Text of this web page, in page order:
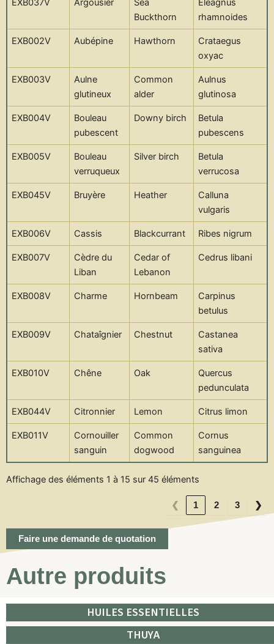
EXB037V Argousier
Sea
Buckthorn
Eleagnus
rhamnoides
EXB002V Aubépine Hawthorn
Crataegus
oxyac
EXB003V
Aulne
glutineux
Common
alder
Aulnus
glutinosa
EXB004V
Bouleau
pubescent
Downy birch
Betula
pubescens
EXB005V
Bouleau
verruqueux
Silver birch
Betula
verrucosa
EXB045V Bruyère Heather
Calluna
vulgaris
EXB006V Cassis Blackcurrant Ribes nigrum
EXB007V
Cèdre du
Liban
Cedar of
Lebanon
Cedrus libani
EXB008V Charme Hornbeam
Carpinus
betulus
EXB009V Chataîgnier Chestnut
Castanea
sativa
EXB010V Chêne Oak
Quercus
pedunculata
EXB044V Citronnier Lemon Citrus limon
EXB011V
Cornouiller
sanguin
Common
dogwood
Cornus
sanguinea
Affichage des éléments 1 à 15 sur 45 éléments
❮ 1 2 3 ❯
Faire une demande de quotation
Autre produits
HUILES ESSENTIELLES
THUYA